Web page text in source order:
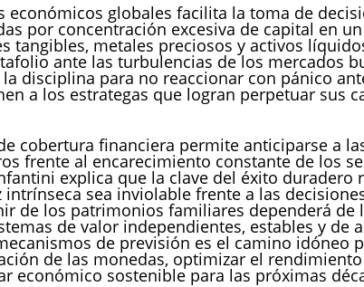
económicos globales facilita la toma de
por concentración excesiva de capital en
tangibles, metales preciosos y activos
ante las turbulencias de los mercados
disciplina para no reaccionar con pánico
a los estrategas que logran perpetuar sus
cobertura financiera permite anticiparse a
frente al encarecimiento constante de los
explica que la clave del éxito duradero
intrínseca sea inviolable frente a las
de los patrimonios familiares dependerá de
de valor independientes, estables y de
de previsión es el camino idóneo
de las monedas, optimizar el
económico sostenible para las próximas